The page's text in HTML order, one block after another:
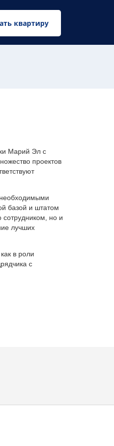
квартиру
Марий Эл с
проектов
базой и штатом
сотрудником, но и
лучших
в роли
с